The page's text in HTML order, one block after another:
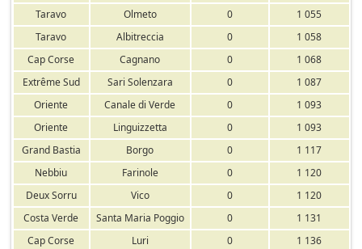
Taravo
Olmeto 0
1 055
Taravo
Albitreccia 0
1 058
Cap Corse
Cagnano 0
1 068
Extrême Sud
Sari Solenzara 0
1 087
Oriente
Canale di Verde 0
1 093
Oriente
Linguizzetta 0
1 093
Grand Bastia
Borgo 0
1 117
Nebbiu
Farinole 0
1 120
Deux Sorru
Vico 0
1 120
Costa Verde
Santa Maria Poggio 0
1 131
Cap Corse
Luri 0
1 136